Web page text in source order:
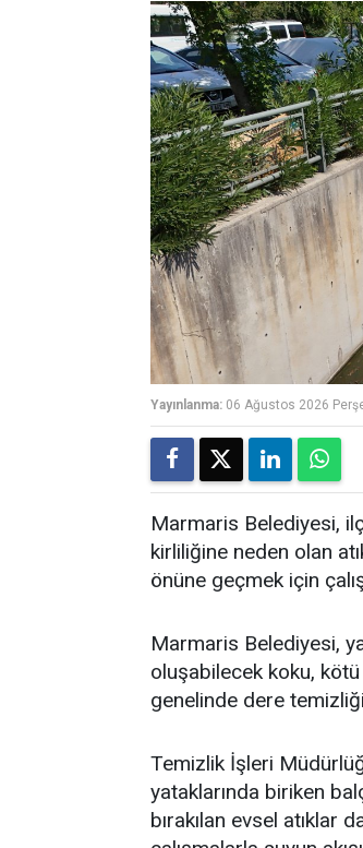
Yayınlanma: 06 Ağustos 2026
Marmaris Belediyesi,
kirliliğine neden olan
önüne geçmek için
Marmaris Belediyesi,
oluşabilecek koku,
genelinde dere temizliği
Temizlik İşleri
yataklarında biriken
bırakılan evsel atıklar